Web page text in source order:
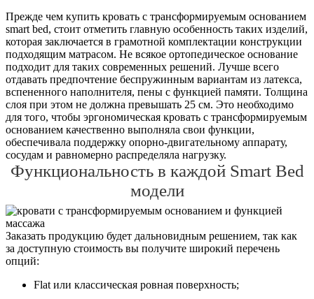
Прежде чем купить кровать с трансформируемым основанием
smart bed, стоит отметить главную особенность таких изделий,
которая заключается в грамотной комплектации конструкции
подходящим матрасом. Не всякое ортопедическое основание
подходит для таких современных решений. Лучше всего
отдавать предпочтение беспружинным вариантам из латекса,
вспененного наполнителя, пены с функцией памяти. Толщина
слоя при этом не должна превышать 25 см. Это необходимо
для того, чтобы эргономическая кровать с трансформируемым
основанием качественно выполняла свои функции,
обеспечивала поддержку опорно-двигательному аппарату,
сосудам и равномерно распределяла нагрузку.
Функциональность в каждой Smart Bed
модели
Заказать продукцию будет дальновидным решением, так как
за доступную стоимость вы получите широкий перечень
опций:
Flat или классическая ровная поверхность;